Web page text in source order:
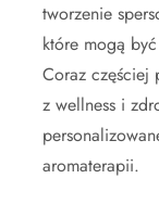
tworzenie
które mogą
Coraz częściej
z wellness i
aromaterapii.